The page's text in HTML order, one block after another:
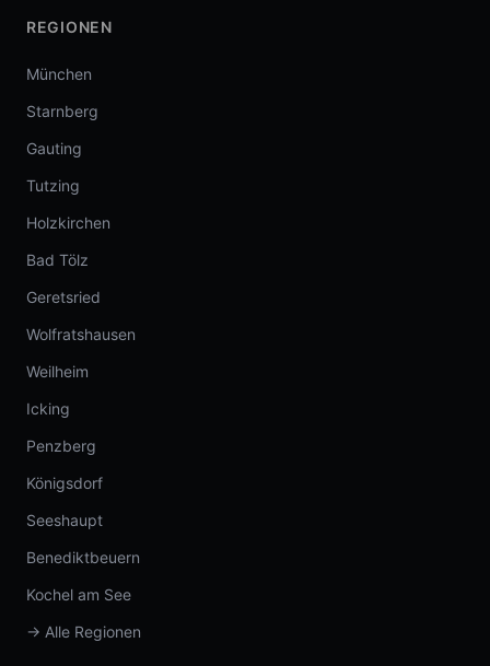
REGIONEN
München
Starnberg
Gauting
Tutzing
Holzkirchen
Bad Tölz
Geretsried
Wolfratshausen
Weilheim
Icking
Penzberg
Königsdorf
Seeshaupt
Benediktbeuern
Kochel am See
→ Alle Regionen